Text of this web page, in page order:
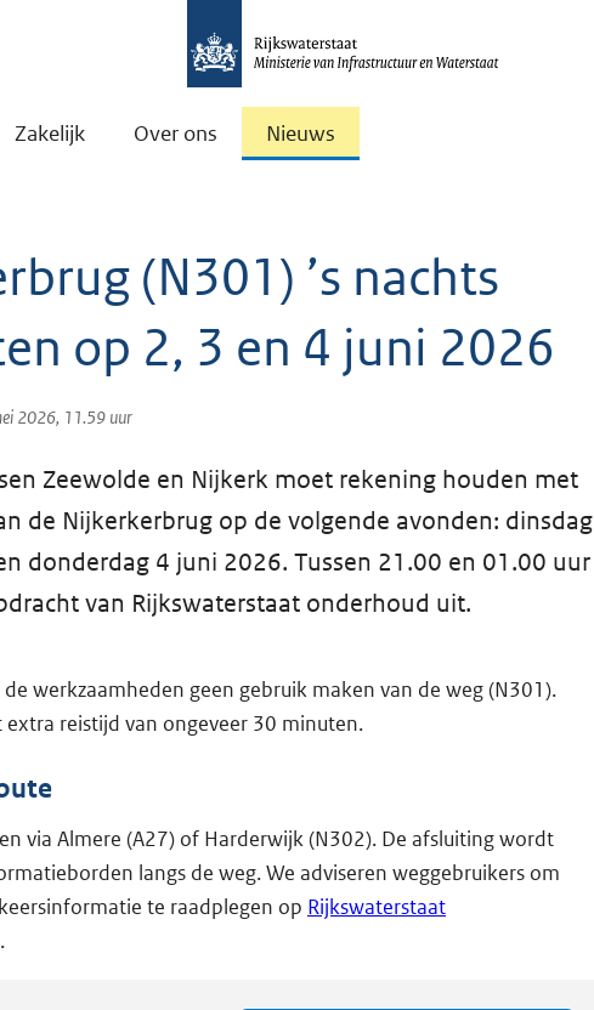
Zakelijk Over ons Nieuws
(N301) ’s nachts
op 2, 3 en 4 juni 2026
2026, 11.59 uur
Zeewolde en Nijkerk moet rekening houden met
de Nijkerkerbrug op de volgende avonden: dinsdag
donderdag 4 juni 2026. Tussen 21.00 en 01.00 uur
van Rijkswaterstaat onderhoud uit.
werkzaamheden geen gebruik maken van de weg (N301).
reistijd van ongeveer 30 minuten.
via Almere (A27) of Harderwijk (N302). De afsluiting wordt
langs de weg. We adviseren weggebruikers om
te raadplegen op Rijkswaterstaat
.